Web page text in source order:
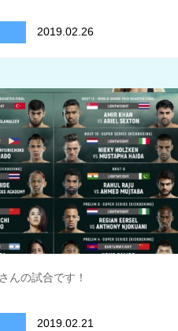
2019.02.26
んの試合です！
2019.02.21